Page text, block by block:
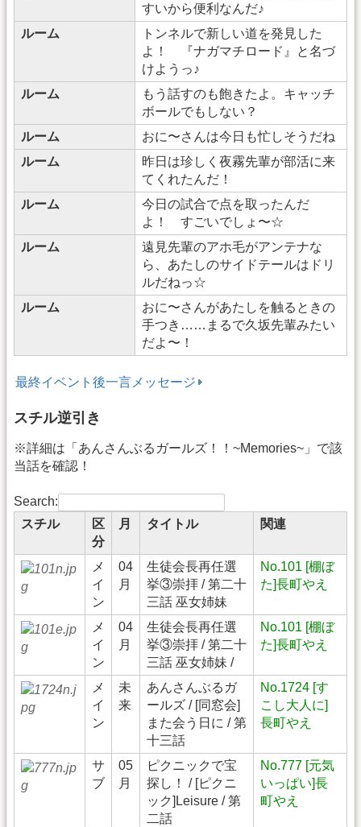
すいから便利なんだ♪
ルーム
トンネルで新しい道を発見した
よ！ 『ナガマチロード』と名づ
けようっ♪
ルーム
もう話すのも飽きたよ。キャッチ
ボールでもしない？
ルーム
おに〜さんは今日も忙しそうだね
ルーム
昨日は珍しく夜霧先輩が部活に来
てくれたんだ！
ルーム
今日の試合で点を取ったんだ
よ！ すごいでしょ〜☆
ルーム
遠見先輩のアホ毛がアンテナな
ら、あたしのサイドテールはドリ
ルだねっ☆
ルーム
おに〜さんがあたしを触るときの
手つき……まるで久坂先輩みたい
だよ〜！
最終イベント後一言メッセージ
スチル逆引き
※詳細は「あんさんぶるガールズ！！~Memories~」で該
当話を確認！
Search:
スチル
区
分
月 タイトル 関連
メ
イ
ン
04
月
生徒会長再任選
挙③崇拝 / 第二十
三話 巫女姉妹
No.101 [棚ぼ
た]長町やえ
メ
イ
ン
04
月
生徒会長再任選
挙③崇拝 / 第二十
三話 巫女姉妹 /
No.101 [棚ぼ
た]長町やえ
メ
イ
ン
未
来
あんさんぶるガ
ールズ / [同窓会]
また会う日に / 第
十三話
No.1724 [す
こし大人に]
長町やえ
サ
ブ
05
月
ピクニックで宝
探し！ / [ピクニ
ック]Leisure / 第
二話
No.777 [元気
いっぱい]長
町やえ